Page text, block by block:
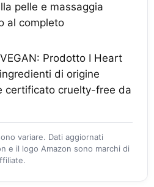
pelle e massaggia
al completo
VEGAN: Prodotto I Heart
di origine
certificato cruelty-free da
variare. Dati aggiornati
e il logo Amazon sono marchi di